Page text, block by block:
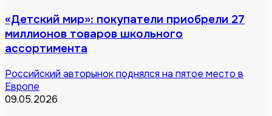
«Детский мир»: покупатели приобрели 27
миллионов товаров школьного
ассортимента
Российский авторынок поднялся на пятое место в
Европе
09.05.2026